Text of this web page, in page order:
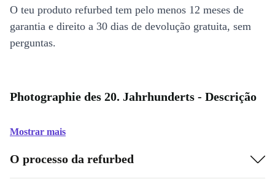
O teu produto refurbed tem pelo menos 12 meses de
garantia e direito a 30 dias de devolução gratuita, sem
perguntas.
Photographie des 20. Jahrhunderts - Descrição
Mostrar mais
O processo da refurbed